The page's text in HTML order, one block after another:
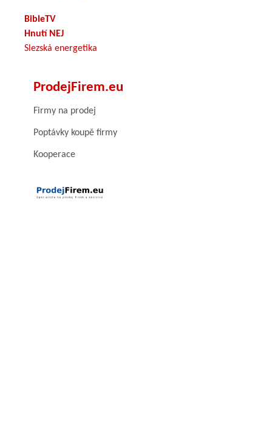
BibleTV
Hnutí NEJ
Slezská energetika
ProdejFirem.eu
Firmy na prodej
Poptávky koupě firmy
Kooperace